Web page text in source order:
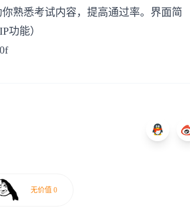
熟悉考试内容，提高通过率。界面简
功能）